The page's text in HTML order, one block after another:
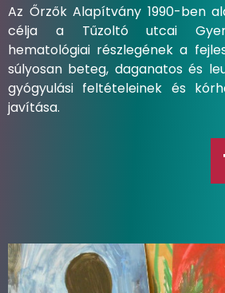
Az Őrzők Alapítvány 1990-ben
célja a Tűzoltó utcai
hematológiai részlegének a
súlyosan beteg, daganatos és
gyógyulási feltételeinek és
javítása.